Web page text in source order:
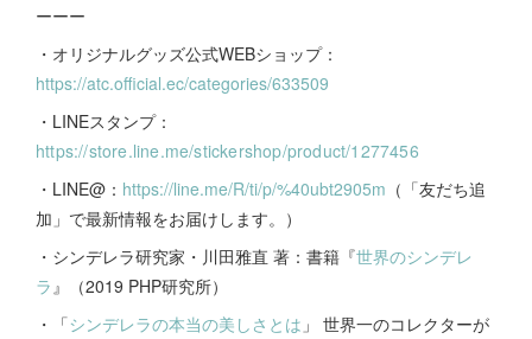
ーーー
・オリジナルグッズ公式WEBショップ：
https://atc.official.ec/categories/633509
・LINEスタンプ：
https://store.line.me/stickershop/product/1277456
・LINE@： https://line.me/R/ti/p/%40ubt2905m （「友だち追
加」で最新情報をお届けします。）
・シンデレラ研究家・川田雅直 著：書籍『世界のシンデレ
ラ 』（2019 PHP研究所）
・「シンデレラの本当の美しさとは 」 世界一のコレクターが